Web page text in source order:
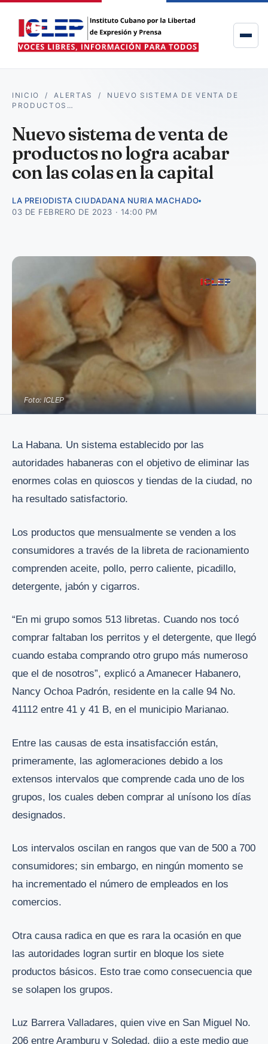
INICIO /ALERTAS / NUEVO SISTEMA DE VENTA DE
PRODUCTOS…
Nuevo sistema de venta de
productos no logra acabar
con las colas en la capital
LA PREIODISTA CIUDADANA NURIA MACHADO
03 DE FEBRERO DE 2023 · 14:00 PM
Foto: ICLEP
La Habana. Un sistema establecido por las
autoridades habaneras con el objetivo de eliminar las
enormes colas en quioscos y tiendas de la ciudad, no
ha resultado satisfactorio.
Los productos que mensualmente se venden a los
consumidores a través de la libreta de racionamiento
comprenden aceite, pollo, perro caliente, picadillo,
detergente, jabón y cigarros.
“En mi grupo somos 513 libretas. Cuando nos tocó
comprar faltaban los perritos y el detergente, que llegó
cuando estaba comprando otro grupo más numeroso
que el de nosotros”, explicó a Amanecer Habanero,
Nancy Ochoa Padrón, residente en la calle 94 No.
41112 entre 41 y 41 B, en el municipio Marianao.
Entre las causas de esta insatisfacción están,
primeramente, las aglomeraciones debido a los
extensos intervalos que comprende cada uno de los
grupos, los cuales deben comprar al unísono los días
designados.
Los intervalos oscilan en rangos que van de 500 a 700
consumidores; sin embargo, en ningún momento se
ha incrementado el número de empleados en los
comercios.
Otra causa radica en que es rara la ocasión en que
las autoridades logran surtir en bloque los siete
productos básicos. Esto trae como consecuencia que
se solapen los grupos.
Luz Barrera Valladares, quien vive en San Miguel No.
206 entre Aramburu y Soledad, dijo a este medio que